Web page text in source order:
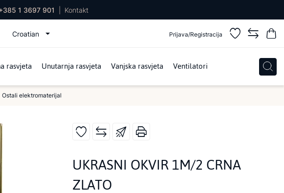
1 3697 901 Kontakt
Croatian Prijava/Registracija
rasvjeta Unutarnja rasvjeta Vanjska rasvjeta Ventilatori
Ostali elektromaterijal
UKRASNI OKVIR 1M/2 CRNA
ZLATO